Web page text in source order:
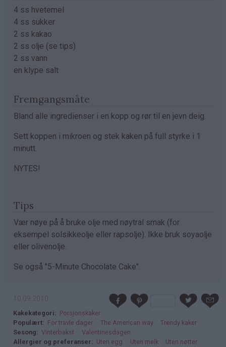
4 ss hvetemel
4 ss sukker
2 ss kakao
2 ss olje (se tips)
2 ss vann
en klype salt
Fremgangsmåte
Bland alle ingredienser i en kopp og rør til en jevn deig.
Sett koppen i mikroen og stek kaken på full styrke i 1
minutt.
NYTES!
Tips
Vær nøye på å bruke olje med nøytral smak (for
eksempel solsikkeolje eller rapsolje). Ikke bruk soyaolje
eller olivenolje.
Se også "5-Minute Chocolate Cake".
Kakekategori
Porsjonskaker
Populært
For travle dager The American way
Trendy kaker
Sesong
Vinterbakst
Valentinesdagen
Allergier og preferanser
Uten egg Uten melk
Uten nøtter